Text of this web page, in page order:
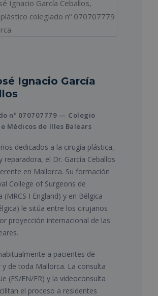
Ignacio García
nº 070707779 — Colegio
Médicos de Illes Balears
dedicados a la cirugía plástica,
reparadora, el Dr. García Ceballos
en Mallorca. Su formación
College of Surgeons de
(MRCS I England) y en Bélgica
le sitúa entre los cirujanos
proyección internacional de las
a pacientes de
y de toda Mallorca. La consulta
(ES/EN/FR) y la videoconsulta
el proceso a residentes